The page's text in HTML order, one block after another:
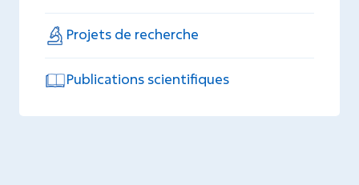
Projets de recherche
Publications scientifiques